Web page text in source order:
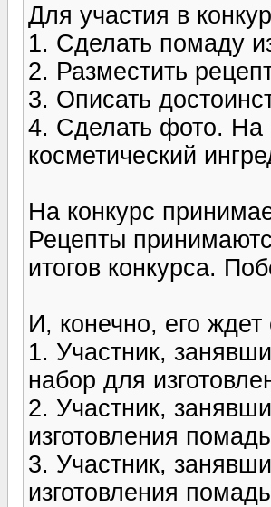
Для участия в
1. Сделать помаду
2. Разместить
3. Описать
4. Сделать фото.
косметический
На конкурс
Рецепты
итогов конкурса.
И, конечно, его
1. Участник,
набор для
2. Участник,
изготовления
3. Участник,
изготовления